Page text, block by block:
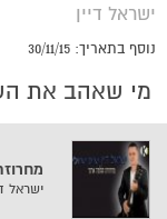
ישראל דיין
נוסף בתאריך: 30/11/15
מי שאהב את
ישראל